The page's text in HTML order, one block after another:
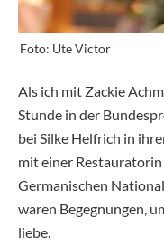
Foto: Ute Victor
Als ich mit Zackie
Stunde in der
bei Silke Helfrich in
mit einer
Germanischen
waren Begegnungen,
liebe.